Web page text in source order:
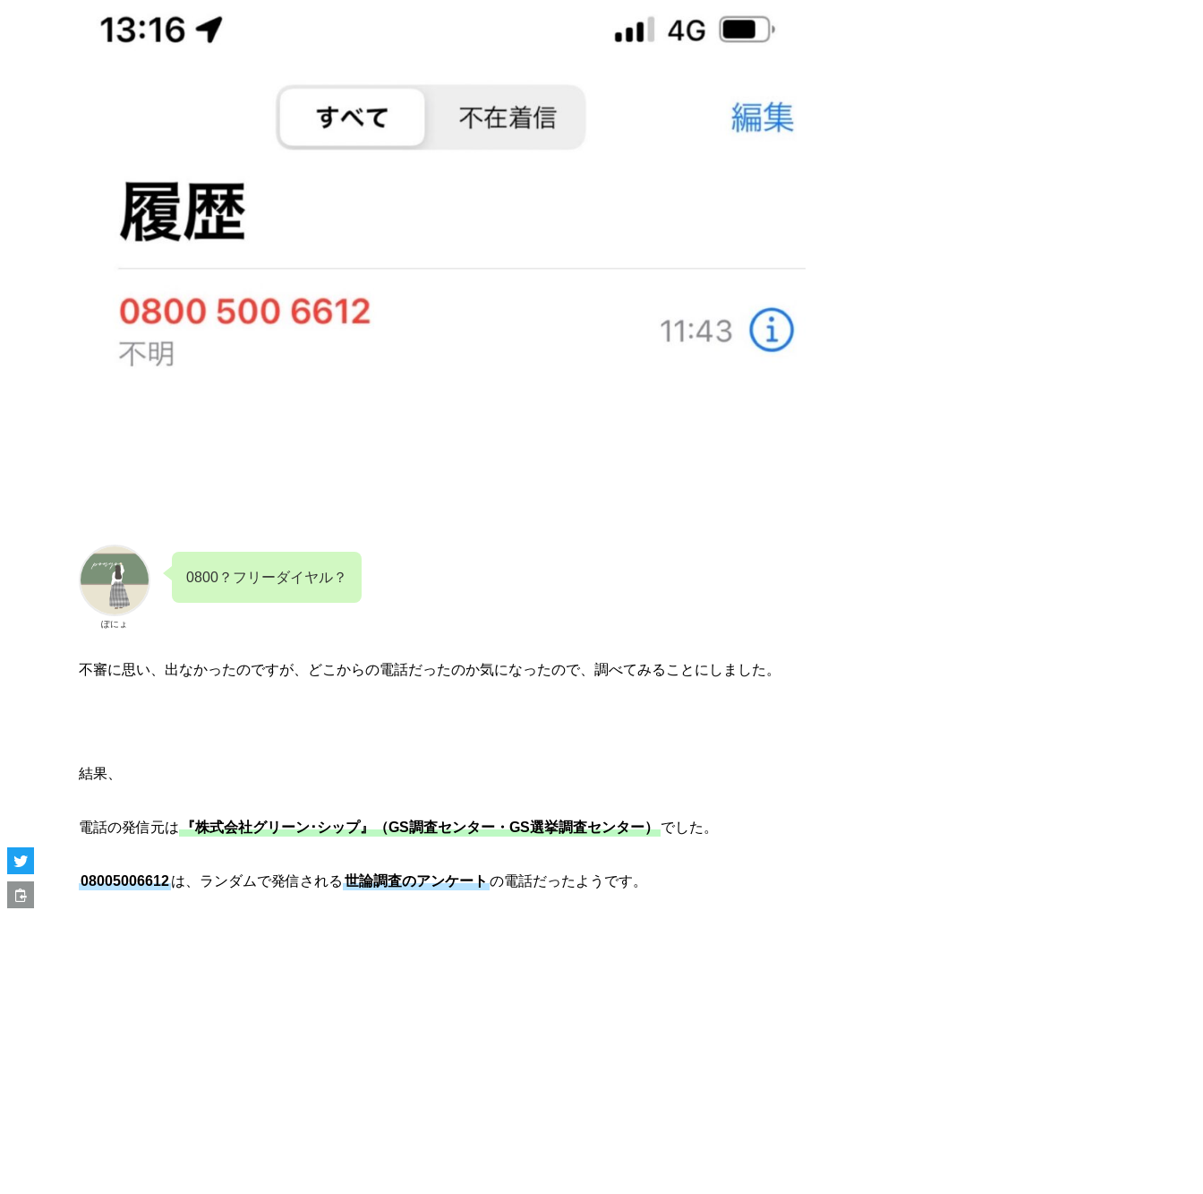
ぽにょ
0800？フリーダイヤル？
不審に思い、出なかったのですが、どこからの電話だったのか気になったので、調べてみることにしました。
結果、
電話の発信元は『株式会社グリーン･シップ』（GS調査センター・GS選挙調査センター）でした。
08005006612は、ランダムで発信される 世論調査のアンケートの電話だったようです。